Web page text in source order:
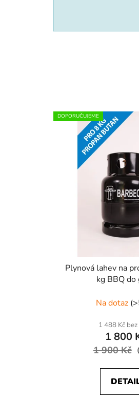
DOPORUČUJEME
Plynová lahev na
kg BBQ do
Na dotaz
1 488 Kč bez
1 800
1 900 Kč